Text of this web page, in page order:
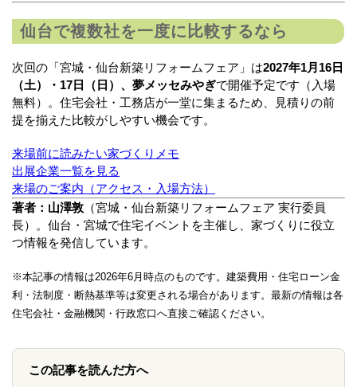
仙台で複数社を一度に比較するなら
次回の「宮城・仙台新築リフォームフェア」は2027年1月16日
（土）・17日（日）、夢メッセみやぎで開催予定です（入場
無料）。住宅会社・工務店が一堂に集まるため、見積りの前
提を揃えた比較がしやすい機会です。
来場前に読みたい家づくりメモ
出展企業一覧を見る
来場のご案内（アクセス・入場方法）
著者：山澤敦 （宮城・仙台新築リフォームフェア 実行委員
長）。仙台・宮城で住宅イベントを主催し、家づくりに役立
つ情報を発信しています。
※本記事の情報は2026年6月時点のものです。建築費用・住宅ローン金
利・法制度・断熱基準等は変更される場合があります。最新の情報は各
住宅会社・金融機関・行政窓口へ直接ご確認ください。
この記事を読んだ方へ